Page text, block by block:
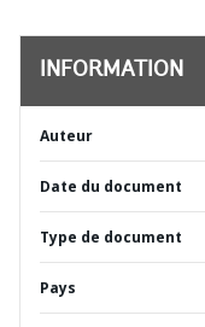
INFORMATION
Auteur
Date du document
Type de document
Pays